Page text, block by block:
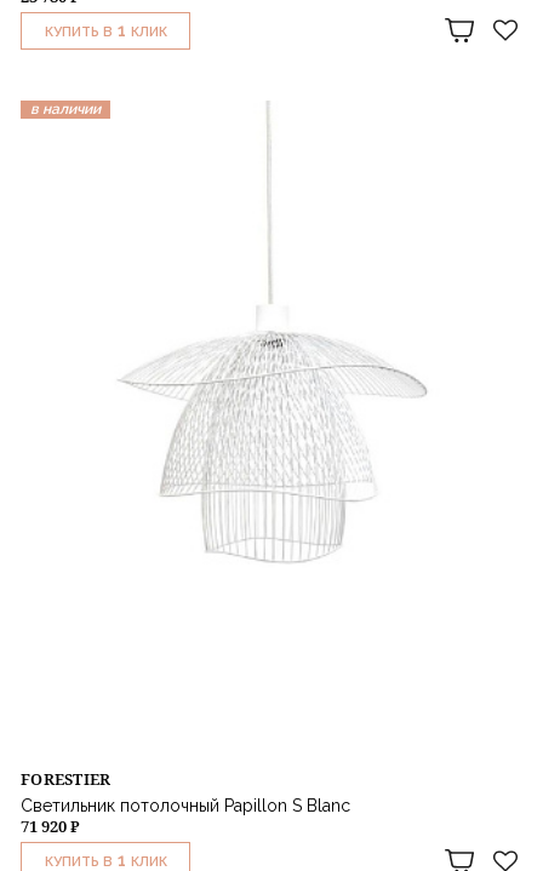
КУПИТЬ В 1 КЛИК
в наличии
FORESTIER
Светильник потолочный Papillon S Blanc
71 920 ₽
КУПИТЬ В 1 КЛИК